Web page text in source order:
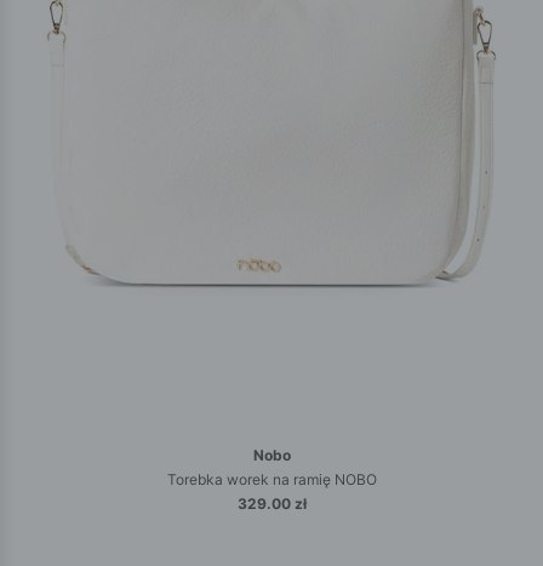
Nobo
Torebka worek na ramię NOBO
329.00 zł